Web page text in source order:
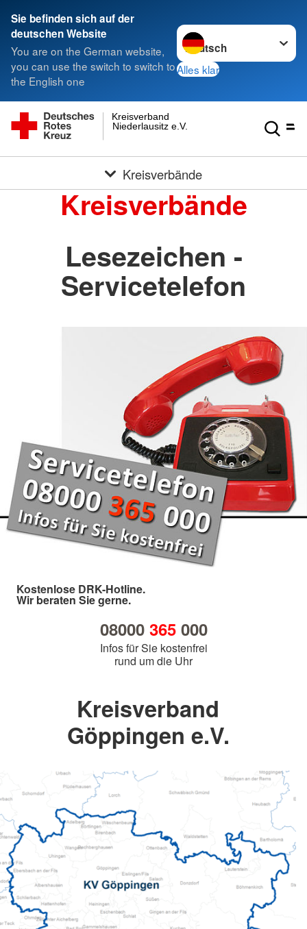
Sie befinden sich auf der
deutschen Website
You are on the German website,
you can use the switch to switch to
the English one
Sprache wechseln zu
Alles klar
Niederlausitz e.V.
Kreisverband
Kreisverbände
Kreisverbände
Lesezeichen -
Servicetelefon
Kostenlose DRK-Hotline.
Wir beraten Sie gerne.
08000 365000
Infos für Sie kostenfrei
rund um die Uhr
Kreisverband
Göppingen e.V.